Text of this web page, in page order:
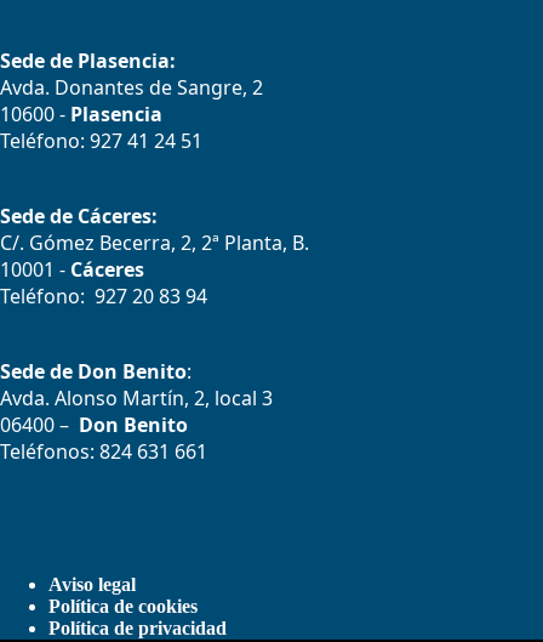
Sede de Plasencia:
Avda. Donantes de Sangre, 2
10600 - Plasencia
Teléfono: 927 41 24 51
Sede de Cáceres:
C/. Gómez Becerra, 2, 2ª Planta, B.
10001 - Cáceres
Teléfono: 927 20 83 94
Sede de Don Benito:
Avda. Alonso Martín, 2, local 3
06400 – Don Benito
Teléfonos: 824 631 661
Aviso legal
Política de cookies
Política de privacidad